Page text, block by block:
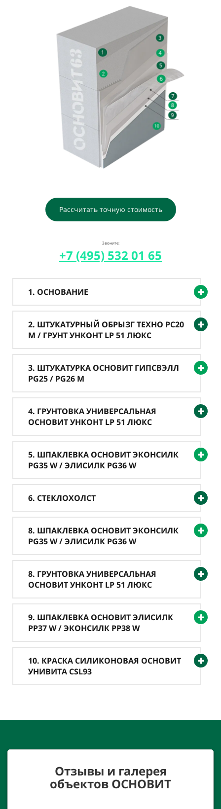
Рассчитать точную стоимость
Звоните:
+7 (495) 532 01 65
1. ОСНОВАНИЕ
2. ШТУКАТУРНЫЙ ОБРЫЗГ ТЕХНО PC20
M / ГРУНТ УНКОНТ LP 51 ЛЮКС
3. ШТУКАТУРКА ОСНОВИТ ГИПСВЭЛЛ
PG25 / PG26 M
4. ГРУНТОВКА УНИВЕРСАЛЬНАЯ
ОСНОВИТ УНКОНТ LP 51 ЛЮКС
5. ШПАКЛЕВКА ОСНОВИТ ЭКОНСИЛК
PG35 W / ЭЛИСИЛК PG36 W
6. СТЕКЛОХОЛСТ
8. ШПАКЛЕВКА ОСНОВИТ ЭКОНСИЛК
PG35 W / ЭЛИСИЛК PG36 W
8. ГРУНТОВКА УНИВЕРСАЛЬНАЯ
ОСНОВИТ УНКОНТ LP 51 ЛЮКС
9. ШПАКЛЕВКА ОСНОВИТ ЭЛИСИЛК
PP37 W / ЭКОНСИЛК PP38 W
10. КРАСКА СИЛИКОНОВАЯ ОСНОВИТ
УНИВИТА CSL93
Отзывы и галерея
объектов ОСНОВИТ